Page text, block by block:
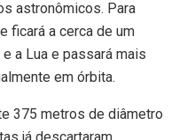
astronômicos. Para
ficará a cerca de um
a Lua e passará mais
em órbita.
375 metros de diâmetro
já descartaram